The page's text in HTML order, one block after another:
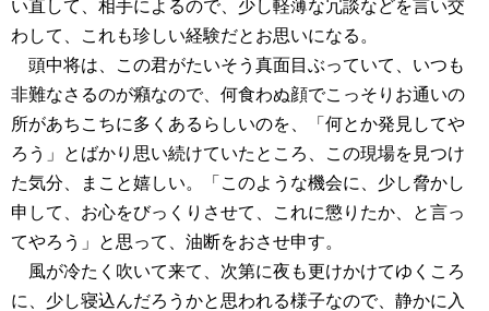
い直して、相手によるので、少し軽薄な冗談などを言い交
わして、これも珍しい経験だとお思いになる。
頭中将は、この君がたいそう真面目ぶっていて、いつも
非難なさるのが癪なので、何食わぬ顔でこっそりお通いの
所があちこちに多くあるらしいのを、「何とか発見してや
ろう」とばかり思い続けていたところ、この現場を見つけ
た気分、まこと嬉しい。「このような機会に、少し脅かし
申して、お心をびっくりさせて、これに懲りたか、と言っ
てやろう」と思って、油断をおさせ申す。
風が冷たく吹いて来て、次第に夜も更けかけてゆくころ
に、少し寝込んだろうかと思われる様子なので、静かに入